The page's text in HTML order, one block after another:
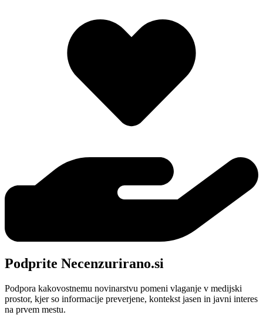
Podprite Necenzurirano.si
Podpora kakovostnemu novinarstvu pomeni vlaganje v medijski
prostor, kjer so informacije preverjene, kontekst jasen in javni interes
na prvem mestu.